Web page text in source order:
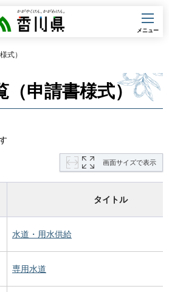
香川県
メニュー
式）
（申請書様式）
画面サイズで表示
タイトル
水道・用水供給
専用水道